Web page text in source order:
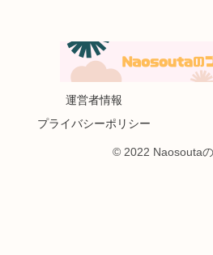
運営者情報
プライバシーポリシー
© 2022 Naosouta